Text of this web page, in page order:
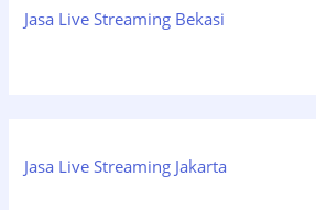
Jasa Live Streaming Bekasi
Jasa Live Streaming Jakarta